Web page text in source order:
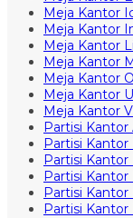
Meja Kantor
Meja Kantor
Meja Kantor
Meja Kantor
Meja Kantor
Meja Kantor
Meja Kantor
Partisi Kantor
Partisi Kantor
Partisi Kantor
Partisi Kantor
Partisi Kantor
Partisi Kantor